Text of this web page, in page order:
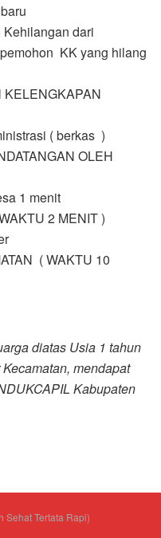
dari
KK yang hilang
KELENGKAPAN
( berkas )
OLEH
1 menit
2 MENIT )
( WAKTU 10
diatas Usia 1 tahun
mendapat
Kabupaten
Sehat Tertata Rapi)